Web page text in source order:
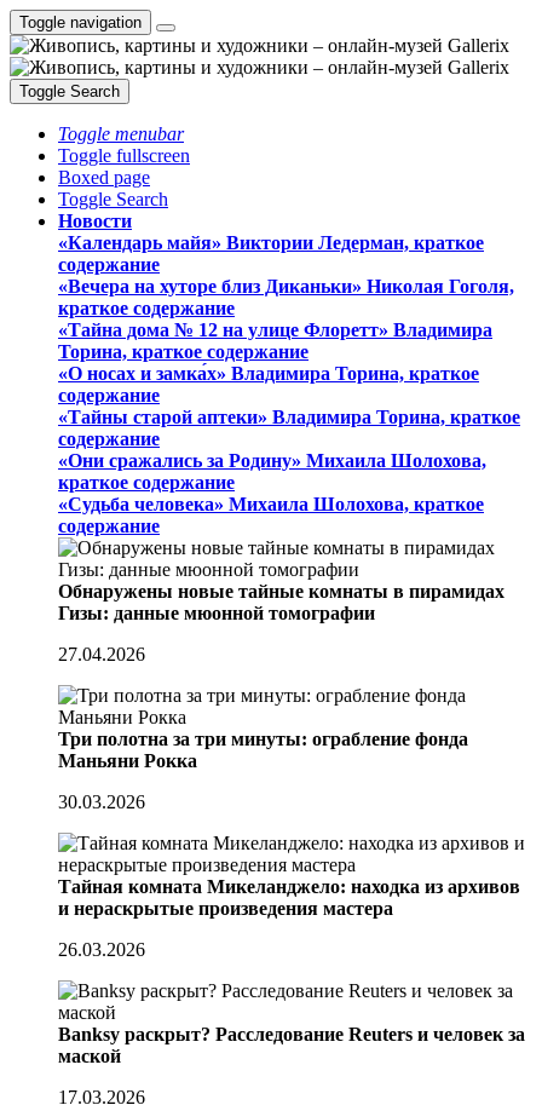
Toggle navigation
Toggle Search
Toggle menubar
Toggle fullscreen
Boxed page
Toggle Search
Новости
«Календарь майя» Виктории Ледерман, краткое
содержание
«Вечера на хуторе близ Диканьки» Николая Гоголя,
краткое содержание
«Тайна дома № 12 на улице Флоретт» Владимира
Торина, краткое содержание
«О носах и замка́х» Владимира Торина, краткое
содержание
«Тайны старой аптеки» Владимира Торина, краткое
содержание
«Они сражались за Родину» Михаила Шолохова,
краткое содержание
«Судьба человека» Михаила Шолохова, краткое
содержание
Обнаружены новые тайные комнаты в пирамидах
Гизы: данные мюонной томографии
27.04.2026
Три полотна за три минуты: ограбление фонда
Маньяни Рокка
30.03.2026
Тайная комната Микеланджело: находка из архивов
и нераскрытые произведения мастера
26.03.2026
Banksy раскрыт? Расследование Reuters и человек за
маской
17.03.2026